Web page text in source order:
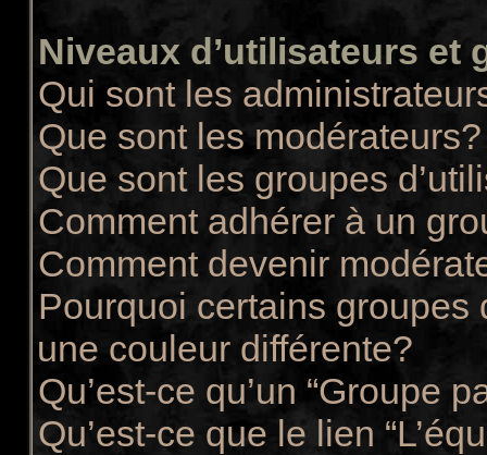
Niveaux d’utilisateurs et
Qui sont les
Que sont les modérateurs?
Que sont les groupes
Comment adhérer à un
Comment devenir
Pourquoi certains groupes
une couleur différente?
Qu’est-ce qu’un “Groupe
Qu’est-ce que le lien